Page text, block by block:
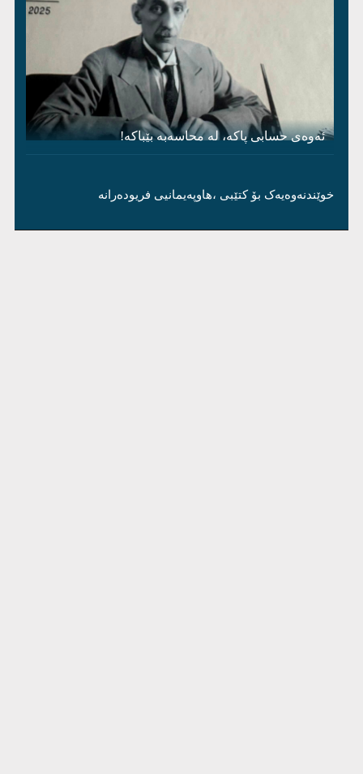
ئەوەی حسابی پاکە، لە محاسەبە بێباکە!
خوێندنەوەیەک بۆ کتێبی ،هاوپەیمانیی فریودەرانە